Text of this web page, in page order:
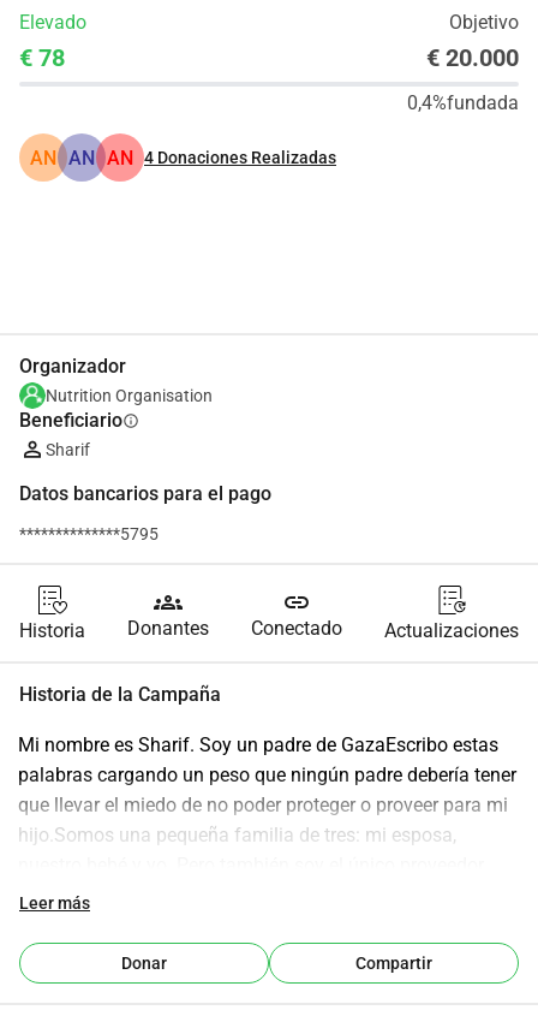
Elevado Objetivo
€ 78 € 20.000
0,4%fundada
AN AN AN 4 Donaciones Realizadas
Organizador
Nutrition Organisation
Beneficiarioinfo
Sharif
Datos bancarios para el pago
**************5795
Historia
groups
Donantes
link
Conectado Actualizaciones
Historia de la Campaña
Mi nombre es Sharif. Soy un padre de GazaEscribo estas
palabras cargando un peso que ningún padre debería tener
que llevar el miedo de no poder proteger o proveer para mi
hijo.Somos una pequeña familia de tres: mi esposa,
para mi familia extendida de once personas. Mi padre es
más.Antes de la guerra, llevábamos una vida simple.
Teníamos sueños no de riqueza o lujo sino de seguridad,
Leer más
Donar Compartir